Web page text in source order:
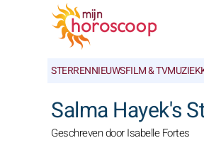
STERRENNIEUWSFILM & TVMUZIEK
Salma Hayek's
Geschreven door Isabelle Fortes